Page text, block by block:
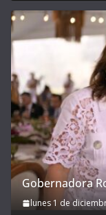
Gobernadora
lunes 1 de